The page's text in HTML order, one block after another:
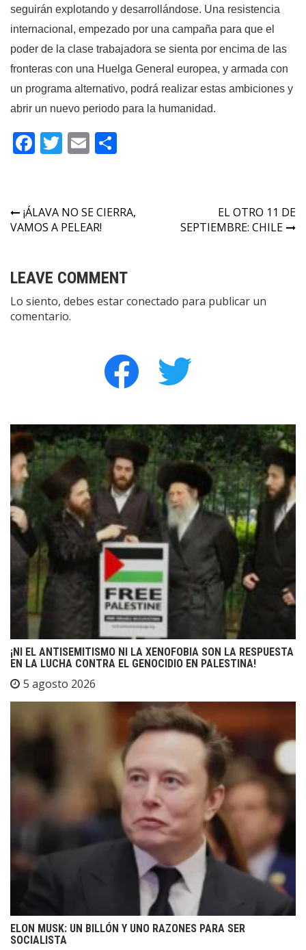
seguirán explotando y desarrollándose. Una resistencia
internacional, empezado por una campaña para que el
poder de la clase trabajadora se sienta por encima de las
fronteras con una Huelga General europea, y armada con
un programa alternativo, podrá realizar estas ambiciones y
abrir un nuevo periodo para la humanidad.
Facebook
Twitter
Email
Navegación
de
¡ÁLAVA NO SE CIERRA,
VAMOS A PELEAR!
EL OTRO 11 DE
SEPTIEMBRE: CHILE
LEAVE COMMENT
Lo siento, debes estarconectado para publicar un
comentario.
facebook twitter
¡NI EL ANTISEMITISMO NI LA XENOFOBIA SON LA RESPUESTA
EN LA LUCHA CONTRA EL GENOCIDIO EN PALESTINA!
5 agosto 2026
ELON MUSK: UN BILLÓN Y UNO RAZONES PARA SER
SOCIALISTA